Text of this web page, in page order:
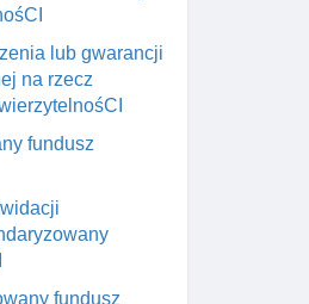
lub gwarancji
na rzecz
fundusz
fundusz